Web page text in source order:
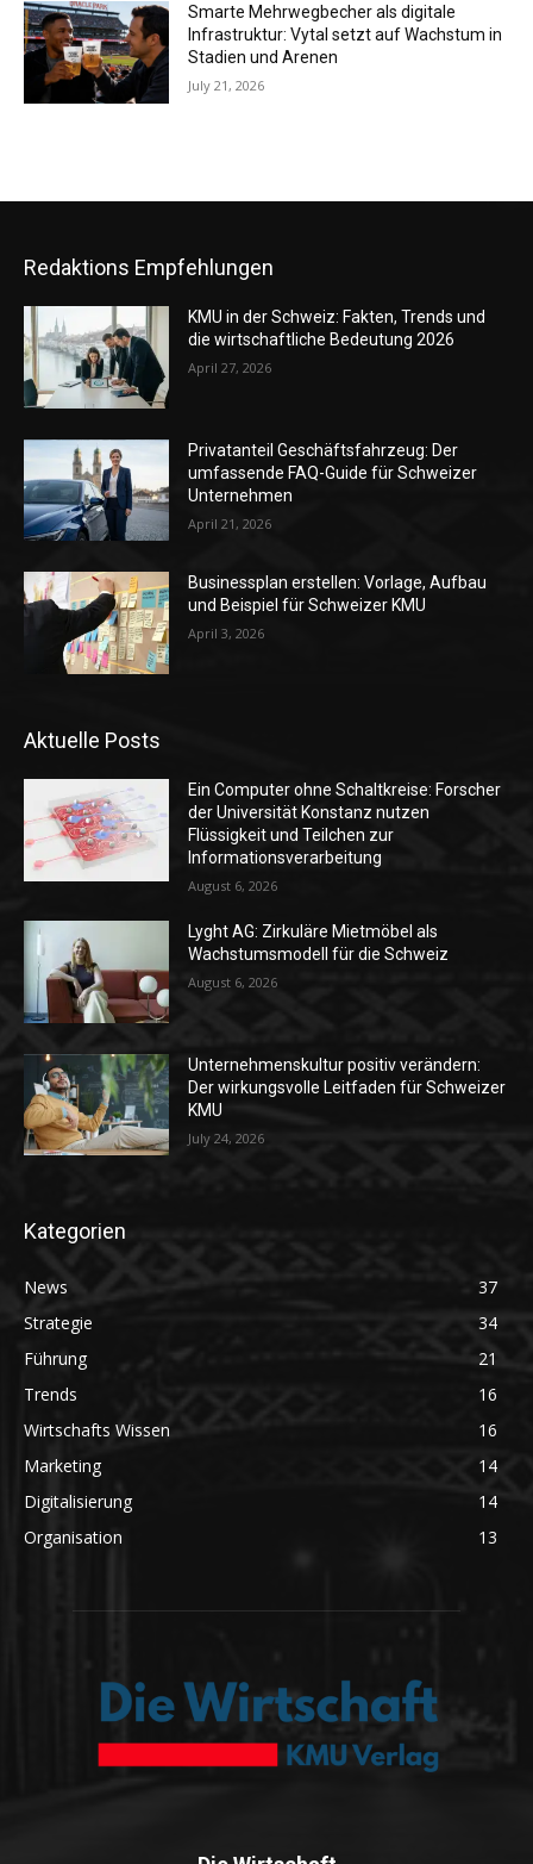
Smarte Mehrwegbecher als digitale
Infrastruktur: Vytal setzt auf Wachstum in
Stadien und Arenen
July 21, 2026
Redaktions Empfehlungen
KMU in der Schweiz: Fakten, Trends und
die wirtschaftliche Bedeutung 2026
April 27, 2026
Privatanteil Geschäftsfahrzeug: Der
umfassende FAQ-Guide für Schweizer
Unternehmen
April 21, 2026
Businessplan erstellen: Vorlage, Aufbau
und Beispiel für Schweizer KMU
April 3, 2026
Aktuelle Posts
Ein Computer ohne Schaltkreise: Forscher
der Universität Konstanz nutzen
Flüssigkeit und Teilchen zur
Informationsverarbeitung
August 6, 2026
Lyght AG: Zirkuläre Mietmöbel als
Wachstumsmodell für die Schweiz
August 6, 2026
Unternehmenskultur positiv verändern:
Der wirkungsvolle Leitfaden für Schweizer
KMU
July 24, 2026
Kategorien
News
37
Strategie
34
Führung
21
Trends
16
Wirtschafts Wissen
16
Marketing
14
Digitalisierung
14
Organisation
13